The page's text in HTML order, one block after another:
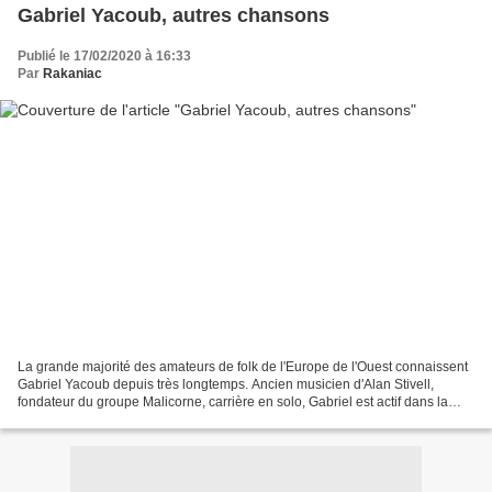
Gabriel Yacoub, autres chansons
Publié le 17/02/2020 à 16:33
Par Rakaniac
La grande majorité des amateurs de folk de l'Europe de l'Ouest connaissent
Gabriel Yacoub depuis très longtemps. Ancien musicien d'Alan Stivell,
fondateur du groupe Malicorne, carrière en solo, Gabriel est actif dans la